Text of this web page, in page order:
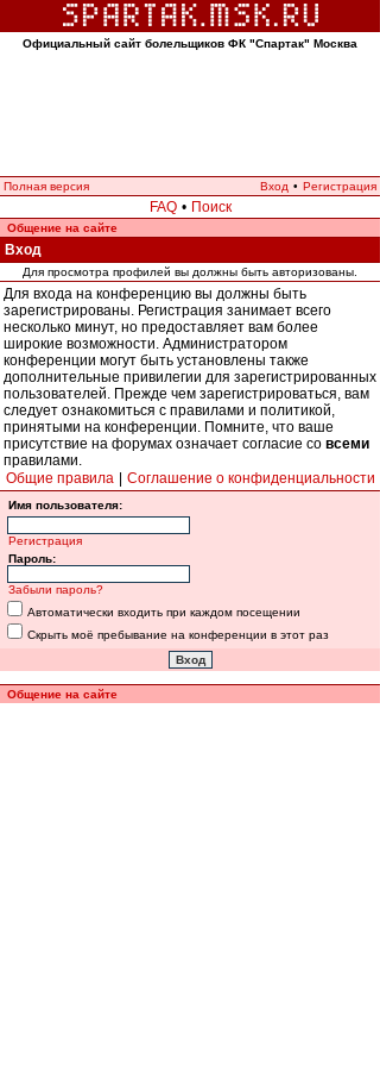
Официальный сайт болельщиков ФК "Спартак" Москва
Полная версия Вход • Регистрация
FAQ • Поиск
Общение на сайте
Вход
Для просмотра профилей вы должны быть авторизованы.
Для входа на конференцию вы должны быть
зарегистрированы. Регистрация занимает всего
несколько минут, но предоставляет вам более
широкие возможности. Администратором
конференции могут быть установлены также
дополнительные привилегии для зарегистрированных
пользователей. Прежде чем зарегистрироваться, вам
следует ознакомиться с правилами и политикой,
принятыми на конференции. Помните, что ваше
присутствие на форумах означает согласие со всеми
правилами.
Общие правила
Соглашение о конфиденциальности
Имя пользователя:
Регистрация
Пароль:
Забыли пароль?
Автоматически входить при каждом посещении
Скрыть моё пребывание на конференции в этот раз
Общение на сайте